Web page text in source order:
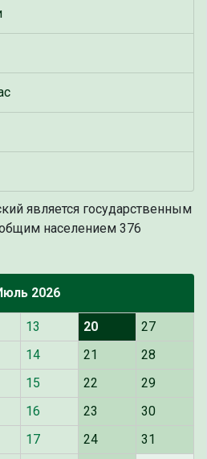
является государственным
населением 376
2026
13 20
27
14 21
28
15 22
29
16 23
30
17 24
31